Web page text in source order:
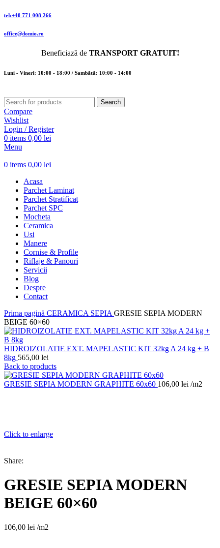
tel:+40 771 008 266
office@domio.ro
Beneficiază de TRANSPORT GRATUIT!
Luni - Vineri: 10:00 - 18:00 / Sambătă: 10:00 - 14:00
Search
Compare
Wishlist
Login / Register
0 items 0,00 lei
Menu
0 items 0,00 lei
Acasa
Parchet Laminat
Parchet Stratificat
Parchet SPC
Mocheta
Ceramica
Usi
Manere
Cornise & Profile
Riflaje & Panouri
Servicii
Blog
Despre
Contact
Prima pagină CERAMICA SEPIA GRESIE SEPIA MODERN
BEIGE 60×60
HIDROIZOLATIE EXT. MAPELASTIC KIT 32kg A 24 kg + B
8kg 565,00 lei
Back to products
GRESIE SEPIA MODERN GRAPHITE 60x60 106,00 lei /m2
Click to enlarge
Share:
GRESIE SEPIA MODERN
BEIGE 60×60
106,00 lei /m2